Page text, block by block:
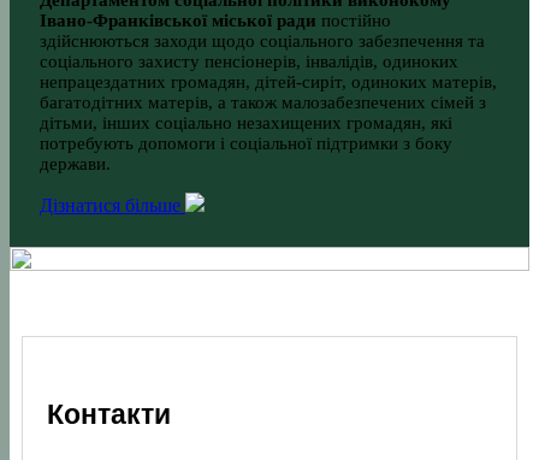
Івано-Франківської міської ради постійно
здійснюються заходи щодо соціального забезпечення та
соціального захисту пенсіонерів, інвалідів, одиноких
непрацездатних громадян, дітей-сиріт, одиноких матерів,
багатодітних матерів, а також малозабезпечених сімей з
дітьми, інших соціально незахищених громадян, які
потребують допомоги і соціальної підтримки з боку
держави.
Дізнатися більше
Контакти